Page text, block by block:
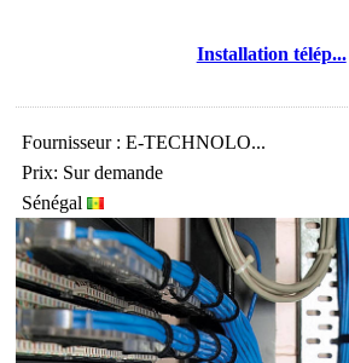
Installation télép...
Fournisseur : E-TECHNOLO...
Prix: Sur demande
Sénégal